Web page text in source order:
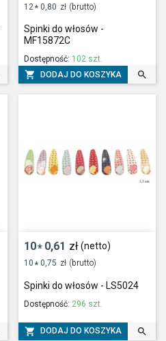
12 * 0,80 zł (brutto)
Spinki do włosów -
MF15872C
Dostępność: 102 szt.
 DODAJ DO KOSZYKA 
10* 0,61 zł (netto)
10 * 0,75 zł (brutto)
Spinki do włosów - LS5024
Dostępność: 296 szt.
 DODAJ DO KOSZYKA 